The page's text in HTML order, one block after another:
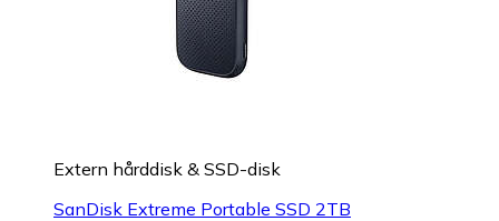
Extern hårddisk & SSD-disk
SanDisk Extreme Portable SSD 2TB